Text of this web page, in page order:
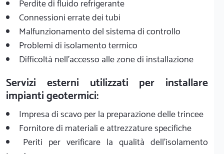
Perdite di fluido refrigerante
Connessioni errate dei tubi
Malfunzionamento del sistema di controllo
Problemi di isolamento termico
Difficoltà nell'accesso alle zone di installazione
Servizi esterni utilizzati per installare
impianti geotermici:
Impresa di scavo per la preparazione delle trincee
Fornitore di materiali e attrezzature specifiche
Periti per verificare la qualità dell'isolamento